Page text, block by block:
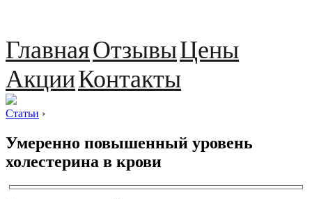
ГлавнаяОтзывыЦены
АкцииКонтакты
Статьи ›
Умеренно повышенный уровень
холестерина в крови